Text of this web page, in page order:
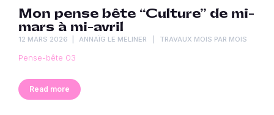
Mon pense bête “Culture” de mi-
mars à mi-avril
12 MARS 2026 ANNAÏG LE MELINER TRAVAUX MOIS PAR MOIS
Pense-bête 03
Read more